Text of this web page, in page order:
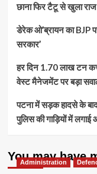
छाना फिर टैटू से खुला राज
डेरेक ओ’ब्रायन का BJP
सरकार’
हर दिन 1.70 लाख टन
वेस्ट मैनेजमेंट पर बड़ा
पटना में सड़क हादसे के
पुलिस की गाड़ियों में लगाई
You may have
Administration